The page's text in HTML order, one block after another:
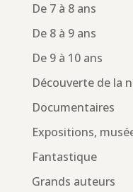
De 7 à 8 ans
De 8 à 9 ans
De 9 à 10 ans
Découverte de la
Documentaires
Expositions,
Fantastique
Grands auteurs